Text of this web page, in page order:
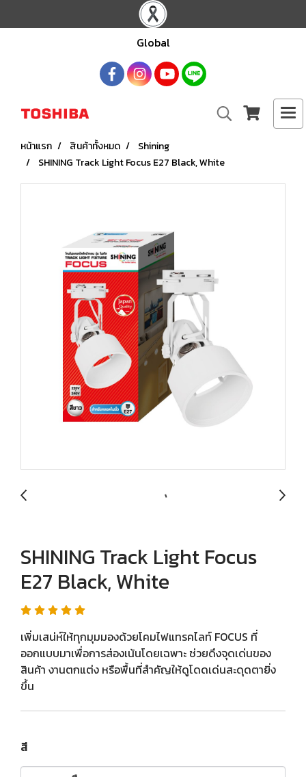
Global
หน้าแรก สินค้าทั้งหมด
Shining
SHINING Track Light Focus E27 Black, White
SHINING Track Light Focus
E27 Black, White
เพิ่มเสน่ห์ให้ทุกมุมมองด้วยโคมไฟแทรคไลท์ FOCUS ที่
ออกแบบมาเพื่อการส่องเน้นโดยเฉพาะ ช่วยดึงจุดเด่นของ
สินค้า งานตกแต่ง หรือพื้นที่สำคัญให้ดูโดดเด่นสะดุดตายิ่ง
ขึ้น
สี